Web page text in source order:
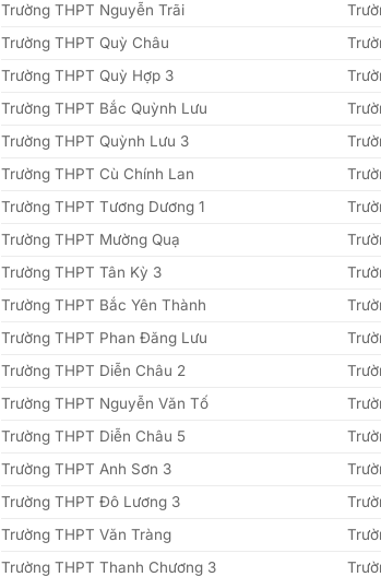
Trường THPT Nguyễn Trãi
Trường THPT Quỳ Châu
Trường THPT Quỳ Hợp 3
Trường THPT Bắc Quỳnh Lưu
Trường THPT Quỳnh Lưu 3
Trường THPT Cù Chính Lan
Trường THPT Tương Dương 1
Trường THPT Mường Quạ
Trường THPT Tân Kỳ 3
Trường THPT Bắc Yên Thành
Trường THPT Phan Đăng Lưu
Trường THPT Diễn Châu 2
Trường THPT Nguyễn Văn Tố
Trường THPT Diễn Châu 5
Trường THPT Anh Sơn 3
Trường THPT Đô Lương 3
Trường THPT Văn Tràng
Trường THPT Thanh Chương 3